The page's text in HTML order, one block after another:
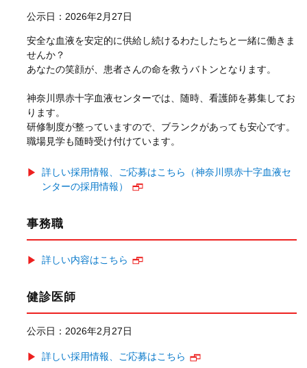
公示日：2026年2月27日
安全な血液を安定的に供給し続けるわたしたちと一緒に働きま
せんか？
あなたの笑顔が、患者さんの命を救うバトンとなります。
神奈川県赤十字血液センターでは、随時、看護師を募集してお
ります。
研修制度が整っていますので、ブランクがあっても安心です。
職場見学も随時受け付けています。
詳しい採用情報、ご応募はこちら（神奈川県赤十字血液セ
ンターの採用情報）
事務職
詳しい内容はこちら
健診医師
公示日：2026年2月27日
詳しい採用情報、ご応募はこちら